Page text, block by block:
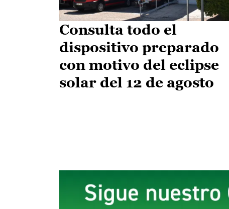
Consulta todo el
dispositivo preparado
con motivo del eclipse
solar del 12 de agosto